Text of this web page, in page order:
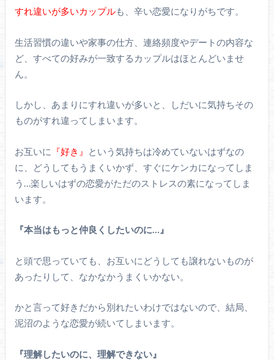
すれ違いが多いカップルも、辛い恋愛になりがちです。
生活習慣の違いや家事の仕方、連絡頻度やデートの内容な
ど、すべての好みが一致するカップルはほとんどいませ
ん。
しかし、あまりにすれ違いが多いと、しだいに気持ちその
ものがすれ違ってしまいます。
お互いに 『好き』
という気持ちは冷めていないはずなの
に、どうしてもうまくいかず、すぐにケンカになってしま
う…楽しいはずの恋愛がただのストレスの素になってしま
います。
『本当はもっと仲良くしたいのに…』
と頭で思っていても、お互いにどうしても譲れないものが
あったりして、なかなかうまくいかない。
かと言って好きだから別れたいわけではないので、結局、
泥沼のような恋愛が続いてしまいます。
『理解したいのに、理解できない』